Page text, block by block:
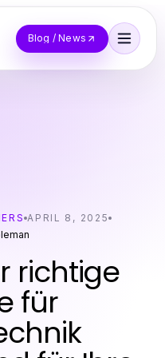
Blog / News
APRIL 8, 2025
richtige
für